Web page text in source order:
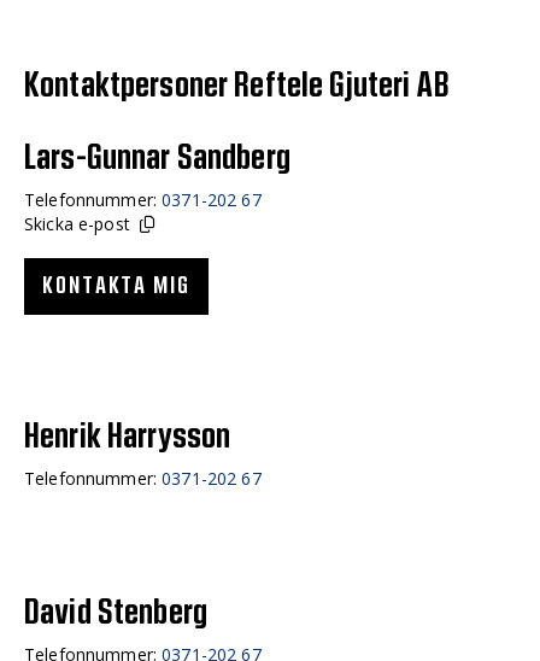
Kontaktpersoner Reftele Gjuteri AB
Lars-Gunnar Sandberg
Telefonnummer:0371-202 67
Skicka e-post
KONTAKTA MIG
Henrik Harrysson
Telefonnummer:0371-202 67
David Stenberg
Telefonnummer:0371-202 67